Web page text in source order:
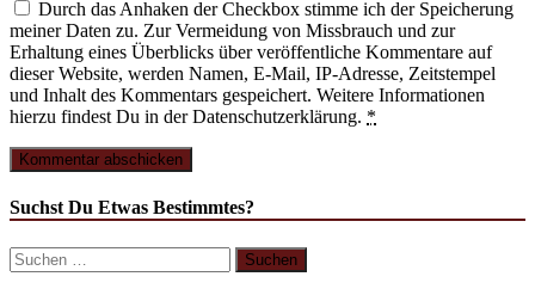
Durch das Anhaken der Checkbox stimme ich der Speicherung
meiner Daten zu. Zur Vermeidung von Missbrauch und zur
Erhaltung eines Überblicks über veröffentliche Kommentare auf
dieser Website, werden Namen, E-Mail, IP-Adresse, Zeitstempel
und Inhalt des Kommentars gespeichert. Weitere Informationen
hierzu findest Du in der Datenschutzerklärung. *
Suchst Du Etwas Bestimmtes?
Suchen
nach: